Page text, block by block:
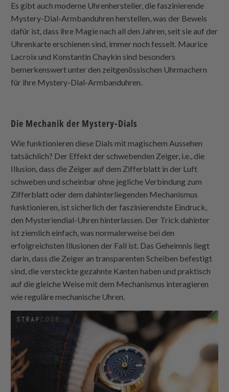
Es gibt auch moderne Uhrenhersteller, die faszinierende
Mystery-Dial-Armbanduhren herstellen, was der Beweis
dafür ist, dass ihre Magie nach all den Jahren, seit sie auf der
Uhrenkarte erschienen sind, immer noch fesselt. Maurice
Lacroix und Konstantin Chaykin sind besonders
bemerkenswert unter den zeitgenössischen Uhrmachern
für ihre Mystery-Dial-Armbanduhren.
Die Mechanik der Mystery-Dials
Wie funktionieren diese Dials mit magischem Aussehen
tatsächlich? Der Effekt der schwebenden Zeiger, i.e., die
Illusion, dass die Zeiger auf dem Zifferblatt in der Luft
schweben und scheinbar ohne jegliche Verbindung zum
Zifferblatt oder dem dahinterliegenden Mechanismus
funktionieren, ist sicherlich der faszinierendste Eindruck,
den Mysteriendial-Uhren hinterlassen. Der Trick dahinter
ist ziemlich einfach, was normalerweise bei den
erfolgreichsten Illusionen der Fall ist. Das Geheimnis liegt
darin, dass die Zeiger an transparenten Scheiben befestigt
sind, die versteckte gezahnte Kanten haben und praktisch
auf die gleiche Weise mit dem Mechanismus interagieren
wie reguläre mechanische Uhren.